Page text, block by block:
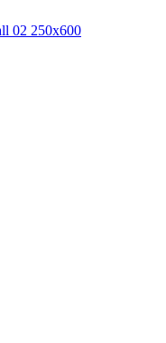
02 250x600